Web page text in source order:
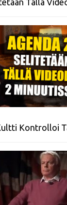
Kontrolloi